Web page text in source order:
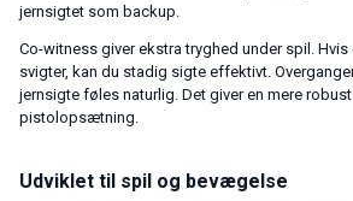
jernsigtet som backup.
Co-witness giver ekstra tryghed under spil.
svigter, kan du stadig sigte effektivt.
jernsigte føles naturlig. Det giver en mere
pistolopsætning.
Udviklet til spil og bevægelse